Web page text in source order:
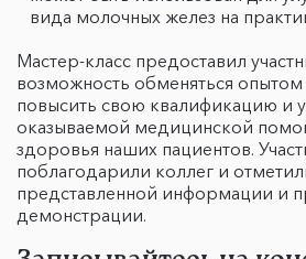
вида молочных желез на
Мастер-класс предоставил
возможность обменяться
повысить свою квалификацию и
оказываемой медицинской
здоровья наших пациентов.
поблагодарили коллег и
представленной информации и
демонстрации.